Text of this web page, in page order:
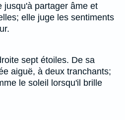
jusqu'à partager âme et
elle juge les sentiments
sept étoiles. De sa
aiguë, à deux tranchants;
le soleil lorsqu'il brille